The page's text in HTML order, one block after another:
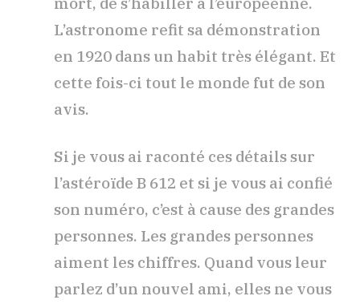
L’astronome refit sa démonstration
en 1920 dans un habit très élégant. Et
cette fois-ci tout le monde fut de son
avis.
Si je vous ai raconté ces détails sur
l’astéroïde B 612 et si je vous ai confié
son numéro, c’est à cause des grandes
personnes. Les grandes personnes
aiment les chiffres. Quand vous leur
parlez d’un nouvel ami, elles ne vous